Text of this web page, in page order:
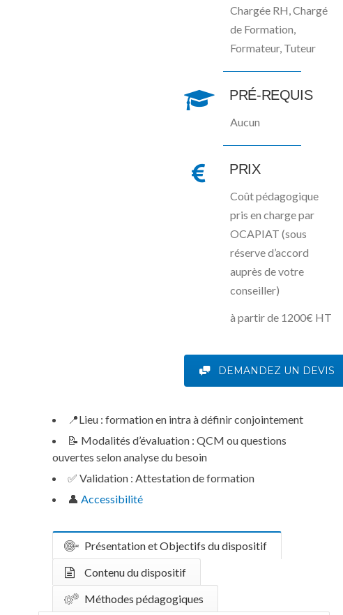
Chargée RH, Chargé
de Formation,
Formateur, Tuteur
PRÉ-REQUIS
Aucun
PRIX
Coût pédagogique
pris en charge par
OCAPIAT (sous
réserve d’accord
auprès de votre
conseiller)
à partir de 1200€ HT
DEMANDEZ UN DEVIS
📍Lieu : formation en intra à définir conjointement
📝 Modalités d’évaluation : QCM ou questions
ouvertes selon analyse du besoin
✅Validation : Attestation de formation
👤Accessibilité
Présentation et Objectifs du dispositif
Contenu du dispositif
Méthodes pédagogiques